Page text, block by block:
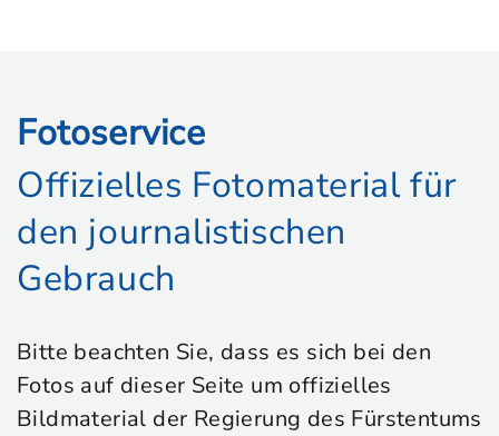
Fotoservice
Offizielles Fotomaterial für
den journalistischen
Gebrauch
Bitte beachten Sie, dass es sich bei den
Fotos auf dieser Seite um offizielles
Bildmaterial der Regierung des Fürstentums